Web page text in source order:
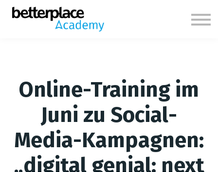
Über uns
Online-Training im
Juni zu Social-
Media-Kampagnen:
„digital genial: next